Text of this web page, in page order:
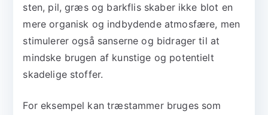
sten, pil, græs og barkflis skaber ikke blot en
mere organisk og indbydende atmosfære, men
stimulerer også sanserne og bidrager til at
mindske brugen af kunstige og potentielt
skadelige stoffer.
For eksempel kan træstammer bruges som